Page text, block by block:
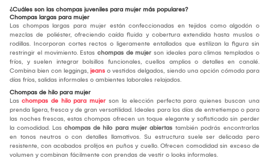
¿Cuáles son las chompas juveniles para mujer más populares?
Chompas largas para mujer
Las chompas largas para mujer están confeccionadas en tejidos como algodón o
mezclas de poliéster, ofreciendo caída fluida y cobertura extendida hasta muslos o
rodillas. Incorporan cortes rectos o ligeramente entallados que estilizan la figura sin
restringir el movimiento. Estas chompas de mujer son ideales para climas templados o
fríos, y suelen integrar bolsillos funcionales, cuellos amplios o detalles en canalé.
Combina bien con leggings, jeans o vestidos delgados, siendo una opción cómoda para
días fríos, salidas informales o ambientes laborales relajados.
Chompas de hilo para mujer
Las chompas de hilo para mujer son la elección perfecta para quienes buscan una
prenda ligera, fresca y de gran versatilidad. Ideales para los días de entretiempo o para
las noches frescas, estas chompas ofrecen un toque elegante y sofisticado sin perder
la comodidad. Las chompas de hilo para mujer abiertas también podrás encontrarlas
en tonos neutros o con detalles llamativos. Su estructura suele ser delicada pero
resistente, con acabados prolijos en puños y cuello. Ofrecen comodidad sin exceso de
volumen y combinan fácilmente con prendas de vestir o looks informales.